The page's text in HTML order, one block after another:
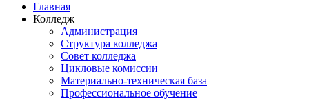
Главная
Колледж
Администрация
Структура колледжа
Совет колледжа
Цикловые комиссии
Материально-техническая база
Профессиональное обучение